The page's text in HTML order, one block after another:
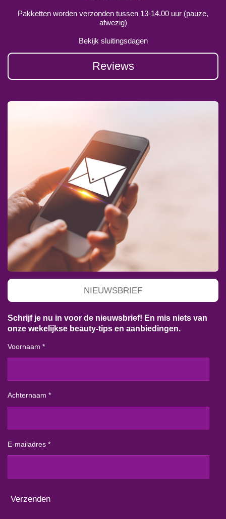
Pakketten worden verzonden tussen 13-14.00 uur (pauze,
afwezig)
Bekijk sluitingsdagen
Reviews
NIEUWSBRIEF
Schrijf je nu in voor de nieuwsbrief! En mis niets van
onze wekelijkse beauty-tips en aanbiedingen.
Voornaam *
Achternaam *
E-mailadres *
Verzenden